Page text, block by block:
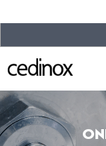
???
???